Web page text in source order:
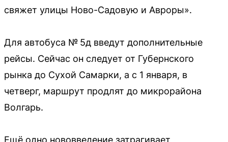
свяжет улицы Ново-Садовую и Авроры».
Для автобуса № 5д введут дополнительные
рейсы. Сейчас он следует от Губернского
рынка до Сухой Самарки, а с 1 января, в
четверг, маршрут продлят до микрорайона
Волгарь.
Ещё одно нововведение затрагивает